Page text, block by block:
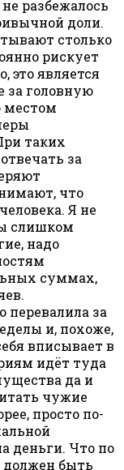
разбежалось
доли.
столько
рискует
это является
за головную
местом
таких
за
что
Я не
слишком
надо
суммах,
перевалила за
и, похоже,
вписывает в
идёт туда
да и
чужие
просто по-
деньги. Что по
должен быть